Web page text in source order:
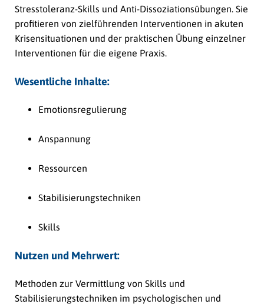
Stresstoleranz-Skills und Anti-Dissoziationsübungen. Sie
profitieren von zielführenden Interventionen in akuten
Krisensituationen und der praktischen Übung einzelner
Interventionen für die eigene Praxis.
Wesentliche Inhalte:
Emotionsregulierung
Anspannung
Ressourcen
Stabilisierungstechniken
Skills
Nutzen und Mehrwert:
Methoden zur Vermittlung von Skills und
Stabilisierungstechniken im psychologischen und